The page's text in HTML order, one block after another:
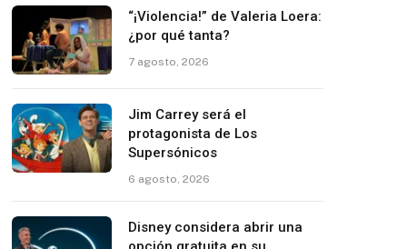
“¡Violencia!” de Valeria Loera:
¿por qué tanta?
7 agosto, 2026
Jim Carrey será el
protagonista de Los
Supersónicos
6 agosto, 2026
Disney considera abrir una